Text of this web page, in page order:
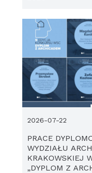
PRACE
WYDZIAŁU
KRAKOWSKIEJ
„DYPLOM Z
2026-07-22